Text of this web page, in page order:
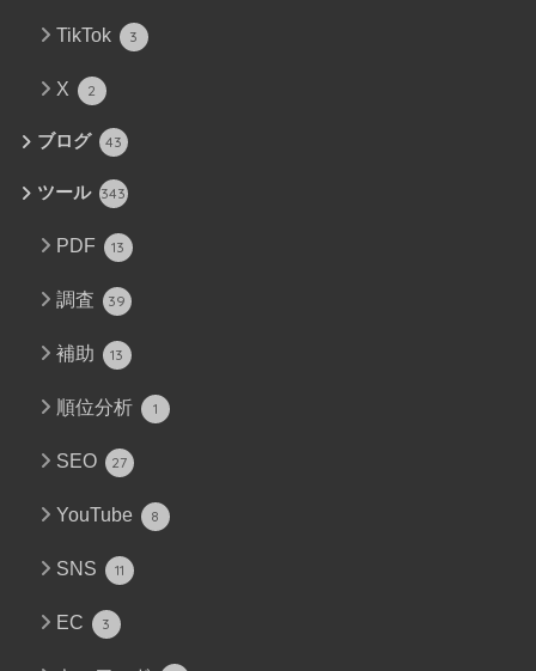
TikTok 3
X 2
ブログ 43
ツール 343
PDF 13
調査 39
補助 13
順位分析 1
SEO 27
YouTube 8
SNS 11
EC 3